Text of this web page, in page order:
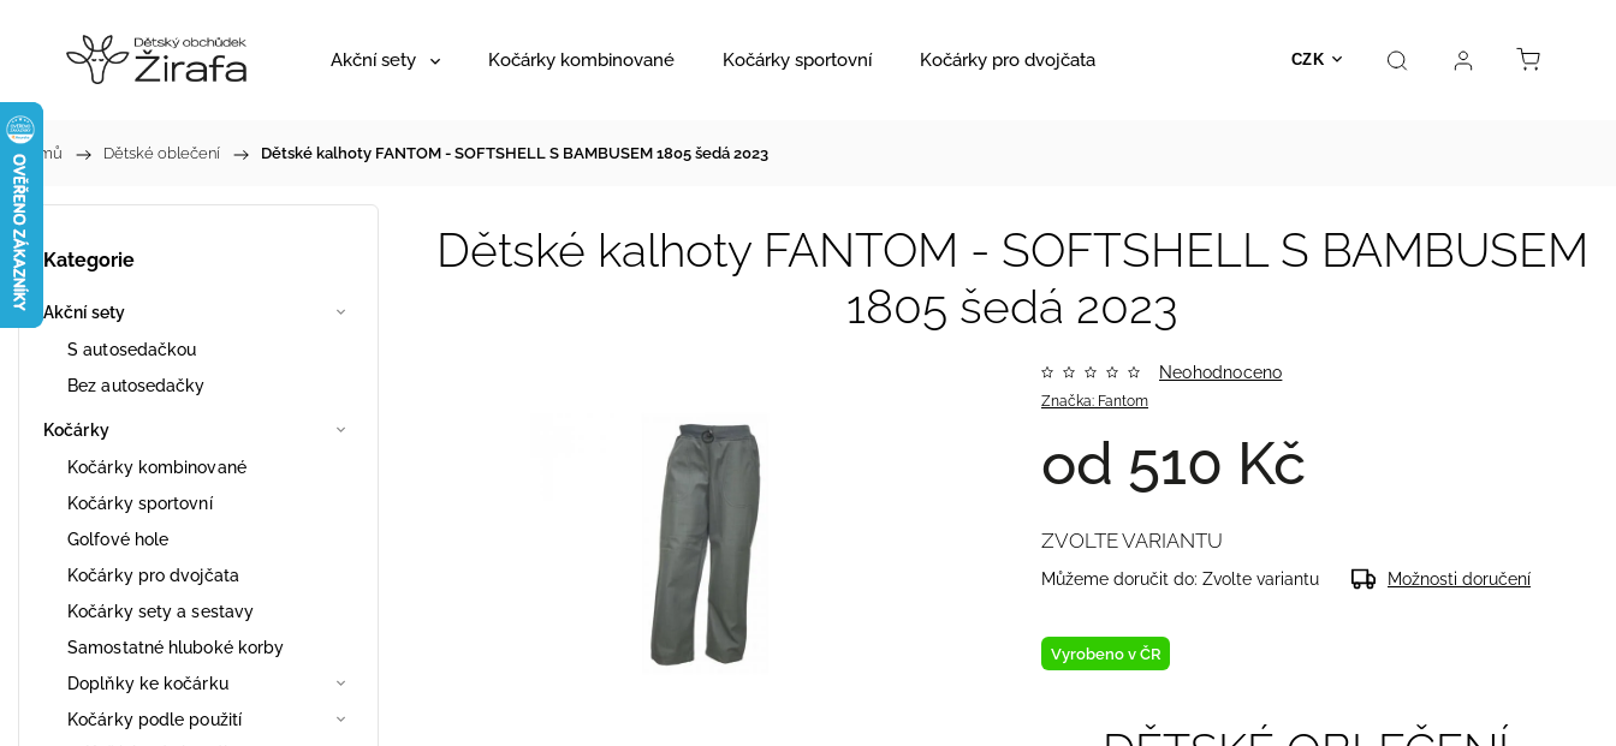
CZK
Akční sety Kočárky kombinované Kočárky sportovní Kočárky pro dvojčata Hračky Prodejna Kontakt
Domů / Dětské oblečení / Dětské kalhoty FANTOM - SOFTSHELL S BAMBUSEM 1805 šedá 2023
Kategorie
Akční sety
S autosedačkou
Bez autosedačky
Kočárky
Kočárky kombinované
Kočárky sportovní
Golfové hole
Kočárky pro dvojčata
Kočárky sety a sestavy
Samostatné hluboké korby
Doplňky ke kočárku
Kočárky podle použití
Dětské kalhoty FANTOM - SOFTSHELL S BAMBUSEM
1805 šedá 2023
Značka: Fantom
Neohodnoceno
od 510 Kč
Vyrobeno v ČR
ZVOLTE VARIANTU
Můžeme doručit do: Zvolte variantu Možnosti doručení